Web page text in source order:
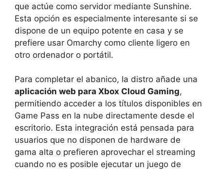
que actúe como servidor mediante Sunshine.
Esta opción es especialmente interesante si se
dispone de un equipo potente en casa y se
prefiere usar Omarchy como cliente ligero en
otro ordenador o portátil.
Para completar el abanico, la distro añade una
aplicación web para Xbox Cloud Gaming,
permitiendo acceder a los títulos disponibles en
Game Pass en la nube directamente desde el
escritorio. Esta integración está pensada para
usuarios que no disponen de hardware de
gama alta o prefieren aprovechar el streaming
cuando no es posible ejecutar un juego de